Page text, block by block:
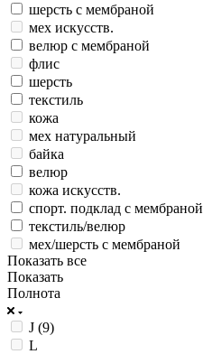
шерсть с мембраной
мех искусств.
велюр с мембраной
флис
шерсть
текстиль
кожа
мех натуральный
байка
велюр
кожа искусств.
спорт. подклад с мембраной
текстиль/велюр
мех/шерсть с мембраной
Показать все
Показать
Полнота
J (9)
L